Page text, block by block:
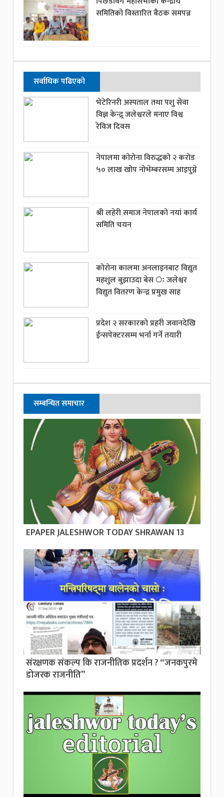
समितिको विस्तारित बैठक समपन्न
सर्वाधिक पढिएको
भेटेरिनरी अस्पताल तथा पशु सेवा
विज्ञ केन्द्र्र जलेश्वरले मनाए विश्व
रेविज दिवस
नेपालमा कोरोना विरुद्धको २ करोड
५० लाख खोप नोभेम्बरसम्म आइपुग्ने
श्री लहेरी समाज नेपालको नयां कार्य
समिति चयन
कोरोना कालमा अनलाइनबाट विद्युत
महशुल बुझाउदा बेस ः जलेश्वर
विद्युत वितरण केन्द्र प्रमुख साह
प्रदेश २ सरकारको प्रहरी जवानदेखि
ईन्सपेक्टरसम्म भर्ना गर्ने तयारी
सम्बन्धित समाचार
EPAPER JALESHWOR TODAY SHRAWAN 13
संरक्षणक संकल्प कि राजनीतिक प्रदर्शन ? “जनकपुरमे
डोजरक राजनीति”